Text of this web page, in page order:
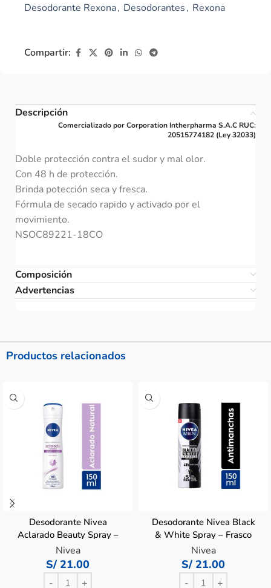
Desodorante Rexona, Desodorantes, Rexona
Compartir:
Descripción
Comercializado por Corporation Intherpharma S.A.C RUC:
20515774182 (Ley 32033)
Doble protección contra el sudor y mal olor.
Con 48 h de protección.
Brinda potección seca y fresca.
Fórmula de secado rapido y activado por el
movimiento.
NSOC89221-18CO
Composición
Advertencias
Productos relacionados
Desodorante Nivea
Aclarado Beauty Spray –
Frasco 150 ML
Nivea
S/ 21.00
Desodorante Nivea Black
& White Spray – Frasco
150 ML
Nivea
S/ 21.00